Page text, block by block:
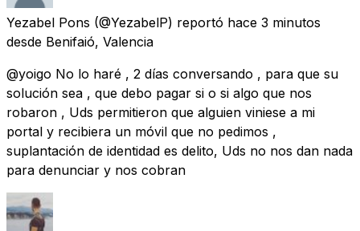
Yezabel Pons (@YezabelP) reportó hace 3 minutos
desde Benifaió, Valencia
@yoigo No lo haré , 2 días conversando , para que su
solución sea , que debo pagar si o si algo que nos
robaron , Uds permitieron que alguien viniese a mi
portal y recibiera un móvil que no pedimos ,
suplantación de identidad es delito, Uds no nos dan nada
para denunciar y nos cobran